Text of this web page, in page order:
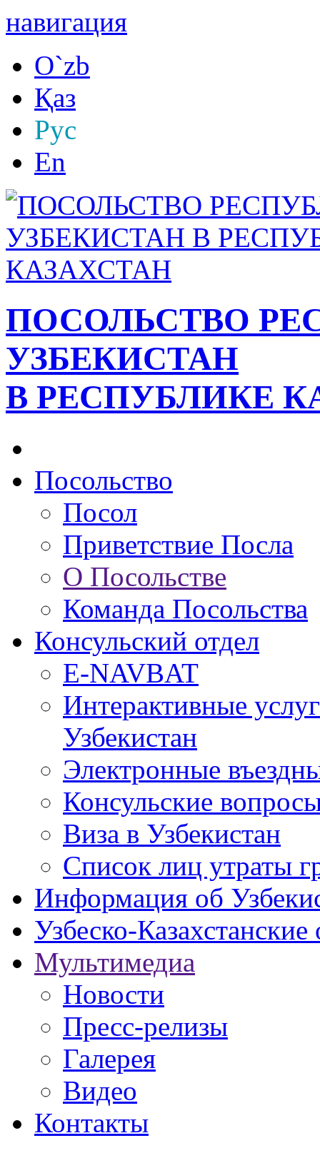
навигация
O`zb
Қаз
Рус
En
ПОСОЛЬСТВО
УЗБЕКИСТАН
В РЕСПУБЛИКЕ
Посольство
Посол
Приветствие Посла
О Посольстве
Команда Посольства
Консульский отдел
E-NAVBAT
Интерактивные
Узбекистан
Электронные
Консульские
Виза в Узбекистан
Список лиц утраты
Информация об
Узбеско-
Мультимедиа
Новости
Пресс-релизы
Галерея
Видео
Контакты